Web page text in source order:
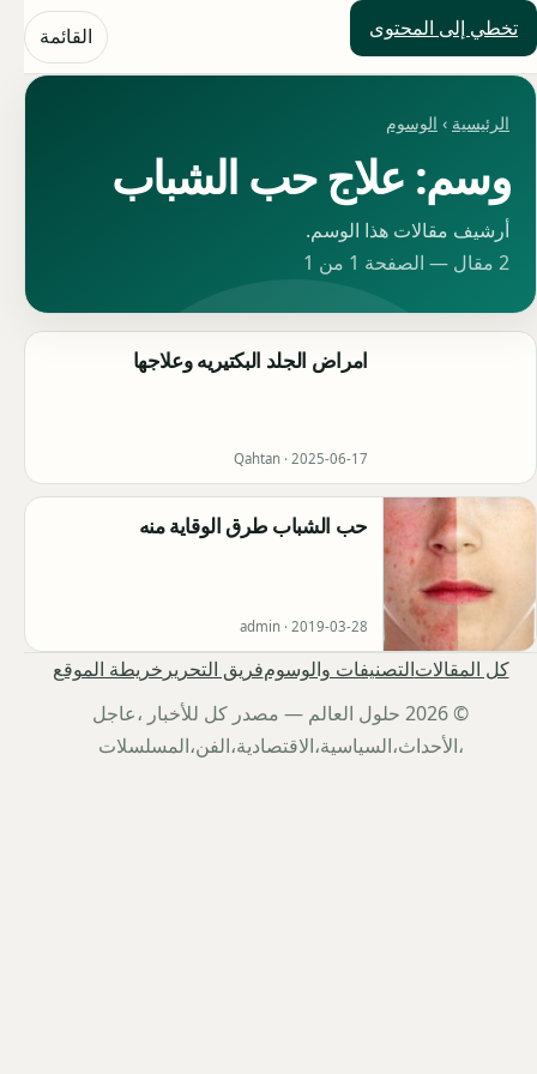
تخطي إلى المحتوى
حلول العالم القائمة
الرئيسية › الوسوم
وسم: علاج حب الشباب
أرشيف مقالات هذا الوسم.
2 مقال — الصفحة 1 من 1
امراض الجلد البكتيريه وعلاجها
Qahtan · 2025-06-17
حب الشباب طرق الوقاية منه
admin · 2019-03-28
كل المقالاتالتصنيفات والوسومفريق التحرير خريطة الموقع
© 2026 حلول العالم — مصدر كل للأخبار ،عاجل
،الأحداث،السياسية،الاقتصادية،الفن،المسلسلات